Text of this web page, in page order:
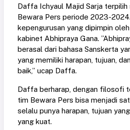
Daffa Ichyaul Majid Sarja terpilih
Bewara Pers periode 2023-
kepengurusan yang dipimpin
kabinet Abhipraya Gana.
berasal dari bahasa Sanskerta
yang memiliki harapan, tujuan,
baik,” ucap Daffa.
Daffa berharap, dengan filosofi
tim Bewara Pers bisa menjadi
selalu punya harapan, tujuan
yang kuat.